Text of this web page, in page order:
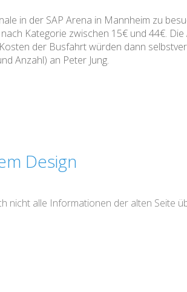
in der SAP Arena in Mannheim zu
Kategorie zwischen 15€ und 44€.
der Busfahrt würden dann
Anzahl) an Peter Jung.
Design
nicht alle Informationen der alten Seite